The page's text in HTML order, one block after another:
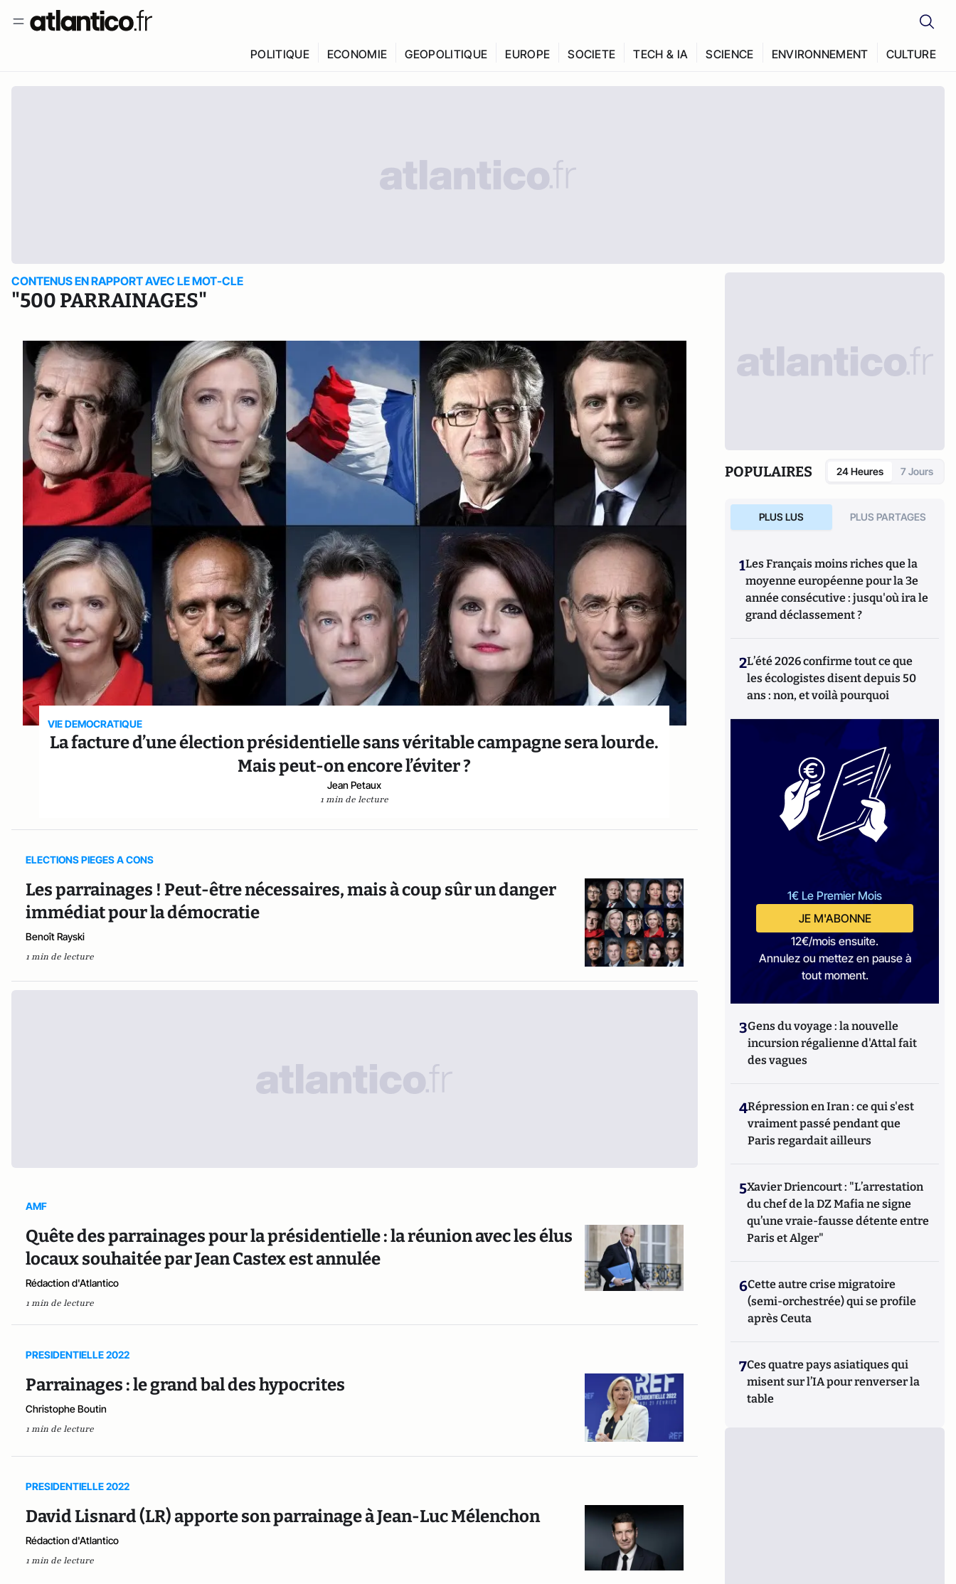
POLITIQUE ECONOMIE GEOPOLITIQUE EUROPE SOCIETE TECH & IA SCIENCE ENVIRONNEMENT CULTURE
CONTENUS EN RAPPORT AVEC LE MOT-CLE
"500 PARRAINAGES"
VIE DEMOCRATIQUE
La facture d’une élection présidentielle sans véritable campagne sera lourde.
Mais peut-on encore l’éviter ?
Jean Petaux
1 min de lecture
ELECTIONS PIEGES A CONS
Les parrainages ! Peut-être nécessaires, mais à coup sûr un danger
immédiat pour la démocratie
Benoît Rayski
1 min de lecture
AMF
Quête des parrainages pour la présidentielle : la réunion avec les élus
locaux souhaitée par Jean Castex est annulée
Rédaction d'Atlantico
1 min de lecture
PRESIDENTIELLE 2022
Parrainages : le grand bal des hypocrites
Christophe Boutin
1 min de lecture
PRESIDENTIELLE 2022
David Lisnard (LR) apporte son parrainage à Jean-Luc Mélenchon
Rédaction d'Atlantico
1 min de lecture
POPULAIRES 24 Heures 7 Jours
PLUS LUS PLUS PARTAGES
1Les Français moins riches que la
moyenne européenne pour la 3e
année consécutive : jusqu'où ira le
grand déclassement ?
2L’été 2026 confirme tout ce que
les écologistes disent depuis 50
ans : non, et voilà pourquoi
1€ Le Premier Mois
JE M'ABONNE
12€/mois ensuite.
Annulez ou mettez en pause à
tout moment.
3Gens du voyage : la nouvelle
incursion régalienne d'Attal fait
des vagues
4Répression en Iran : ce qui s'est
vraiment passé pendant que
Paris regardait ailleurs
5Xavier Driencourt : "L’arrestation
du chef de la DZ Mafia ne signe
qu’une vraie-fausse détente entre
Paris et Alger"
6Cette autre crise migratoire
(semi-orchestrée) qui se profile
après Ceuta
7Ces quatre pays asiatiques qui
misent sur l’IA pour renverser la
table